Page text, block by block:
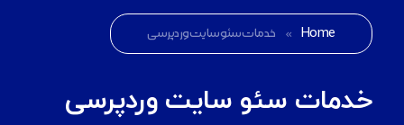
Home
» خدمات سئو سایت وردپرسی
خدمات سئو سایت وردپرسی